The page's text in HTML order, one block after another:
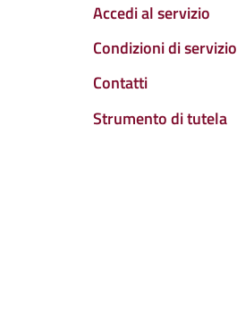
Accedi al servizio
Condizioni di servizio
Contatti
Strumento di tutela